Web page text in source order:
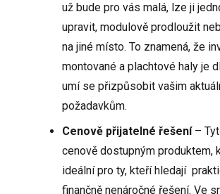
už bude pro vás malá, lze ji
upravit, modulově prodloužit
na jiné místo. To znamená, že
montované a plachtové haly je
umí se přizpůsobit vašim
požadavkům.
Cenově přijatelné řešení –
cenově dostupným produktem,
ideální pro ty, kteří hledají
finančně nenáročné řešení. Ve